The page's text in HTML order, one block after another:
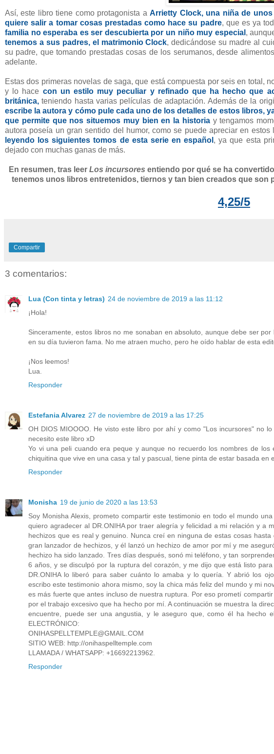
Así, este libro tiene como protagonista aArrietty Clock, una niña de
quiere salir a tomar cosas prestadas como hace su padre, que es ya
familia no esperaba es ser descubierta por un niño muy especial ,
tenemos a sus padres, el matrimonio Clock, dedicándose su madre al
su padre, que tomando prestadas cosas de los serumanos, desde
adelante.
Estas dos primeras novelas de saga, que está compuesta por seis en total,
y lo hace con un estilo muy peculiar y refinado que ha hecho que
británica, teniendo hasta varias películas de adaptación. Además de la
escribe la autora y cómo pule cada uno de los detalles de estos libros,
que permite que nos situemos muy bien en la historiay tengamos
autora poseía un gran sentido del humor, como se puede apreciar en estos
leyendo los siguientes tomos de esta serie en español , ya que esta
dejado con muchas ganas de más.
En resumen, tras leer Los incursores entiendo por qué se ha
tenemos unos libros entretenidos, tiernos y tan bien creados que
4,25/5
Compartir
3 comentarios:
Lua (Con tinta y letras) 24 de noviembre de 2019 a las 11:12
¡Hola!
Sinceramente, estos libros no me sonaban en absoluto, aunque debe ser
en su día tuvieron fama. No me atraen mucho, pero he oído hablar de esta
¡Nos leemos!
Lua.
Responder
Estefania Alvarez 27 de noviembre de 2019 a las 17:25
OH DIOS MIOOOO. He visto este libro por ahí y como "Los incursores" no
necesito este libro xD
Yo vi una peli cuando era peque y aunque no recuerdo los nombres de
chiquitina que vive en una casa y tal y pascual, tiene pinta de estar basada en
Responder
Monisha 19 de junio de 2020 a las 13:53
Soy Monisha Alexis, prometo compartir este testimonio en todo el mundo
quiero agradecer al DR.ONIHA por traer alegría y felicidad a mi relación y a
hechizos que es real y genuino. Nunca creí en ninguna de estas cosas
gran lanzador de hechizos, y él lanzó un hechizo de amor por mí y me
hechizo ha sido lanzado. Tres días después, sonó mi teléfono, y tan
6 años, y se disculpó por la ruptura del corazón, y me dijo que está listo
DR.ONIHA lo liberó para saber cuánto lo amaba y lo quería. Y abrió los
escribo este testimonio ahora mismo, soy la chica más feliz del mundo y mi
es más fuerte que antes incluso de nuestra ruptura. Por eso prometí
por el trabajo excesivo que ha hecho por mí. A continuación se muestra la
encuentre, puede ser una angustia, y le aseguro que, como él ha hecho
ELECTRÓNICO:
ONIHASPELLTEMPLE@GMAIL.COM
SITIO WEB: http://onihaspelltemple.com
LLAMADA / WHATSAPP: +16692213962.
Responder